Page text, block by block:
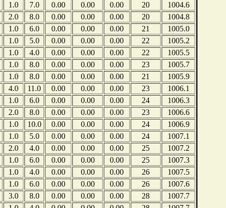
1.0 7.0 0.00 0.00 0.00 20
1004.6
2.0 8.0 0.00 0.00 0.00 20
1004.8
1.0 6.0 0.00 0.00 0.00 21
1005.0
1.0 5.0 0.00 0.00 0.00 22
1005.2
1.0 4.0 0.00 0.00 0.00 22
1005.5
1.0 8.0 0.00 0.00 0.00 23
1005.7
1.0 8.0 0.00 0.00 0.00 21
1005.9
4.0 11.0 0.00 0.00 0.00 23
1006.1
1.0 6.0 0.00 0.00 0.00 24
1006.3
2.0 8.0 0.00 0.00 0.00 23
1006.6
1.0 10.0 0.00 0.00 0.00 24
1006.9
1.0 5.0 0.00 0.00 0.00 24
1007.1
2.0 4.0 0.00 0.00 0.00 25
1007.2
1.0 6.0 0.00 0.00 0.00 25
1007.3
1.0 4.0 0.00 0.00 0.00 26
1007.5
1.0 6.0 0.00 0.00 0.00 26
1007.6
3.0 8.0 0.00 0.00 0.00 28
1007.7